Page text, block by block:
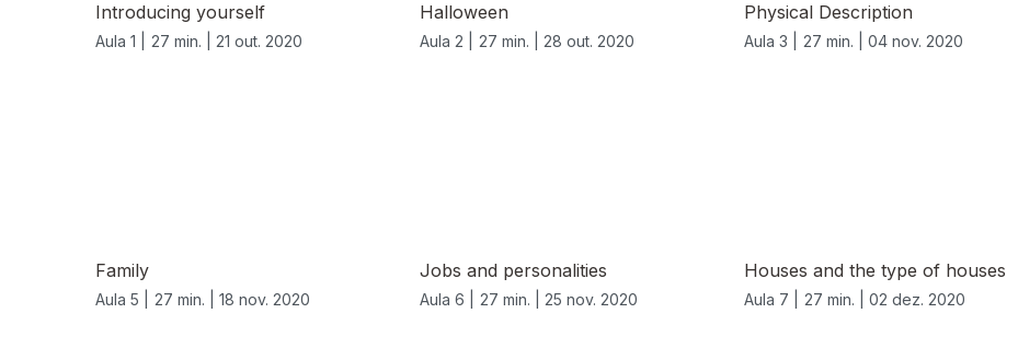
Introducing yourself
Aula 1 | 27 min. | 21 out. 2020
Halloween
Aula 2 | 27 min. | 28 out. 2020
Physical Description
Aula 3 | 27 min. | 04 nov. 2020
Family
Aula 5 | 27 min. | 18 nov. 2020
Jobs and personalities
Aula 6 | 27 min. | 25 nov. 2020
Houses and the type of houses
Aula 7 | 27 min. | 02 dez. 2020